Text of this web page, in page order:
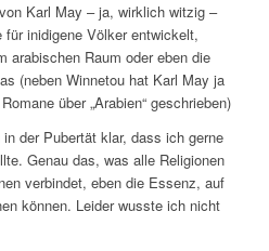
Karl May – ja, wirklich witzig –
inidigene Völker entwickelt,
arabischen Raum oder eben die
(neben Winnetou hat Karl May ja
über „Arabien“ geschrieben)
der Pubertät klar, dass ich gerne
Genau das, was alle Religionen
verbindet, eben die Essenz, auf
können. Leider wusste ich nicht